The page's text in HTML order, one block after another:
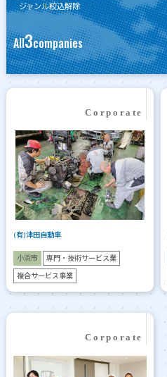
ジャンル絞込解除
All3companies
(有)津田自動車
小浜市 専門・技術サービス業
複合サービス事業